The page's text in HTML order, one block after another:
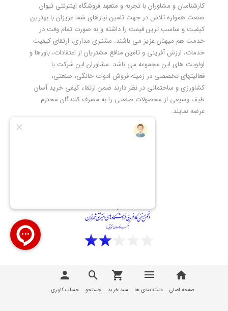
صفحه اصلی دسته بندی ها سبد خرید جستجو حساب کاربری
کارشناسان و مشاوران با تجربه و متعهد فروشگاه اینترنتی تیوان
صنعت همواره تلاش در جهت تامین نیازهای شما عزیزان با بهترین
کیفیت و مناسب ترین قیمت را داشته و به صورت تمام وقت در
خدمت هم میهنان عزیز می باشند. مشتری مداری، ارتقای کیفیت
خدمات، ارزش آفرینی و تامین منافع مشتریان از اعتقادات، باورها و
اولویت های این مجموعه می باشد. مشاوران این شرکت با
فعالیتهای تخصصی در زمینه فروش ادوات خانگی، صنعتی،
کشاورزی و ساختمانی در نظر دارند ضمن ارتقاء کیفی خرید آسان
طیف وسیعی از محصولات صنعتی را به مصرف کنندگان محترم
عرضه نمایند.
تمامی مطالب، عکس ها و... متعلق به سایت
تیوان صنعت |
T1Sanat